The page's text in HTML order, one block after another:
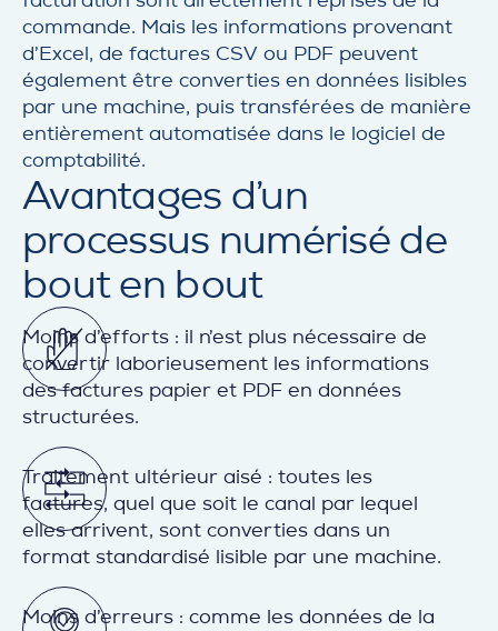
commande. Mais les informations provenant
d’Excel, de factures CSV ou PDF peuvent
également être converties en données lisibles
par une machine, puis transférées de manière
entièrement automatisée dans le logiciel de
comptabilité.
Avantages d’un
processus numérisé de
bout en bout
Moins d’efforts : il n’est plus nécessaire de
convertir laborieusement les informations
des factures papier et PDF en données
structurées.
Traitement ultérieur aisé : toutes les
factures, quel que soit le canal par lequel
elles arrivent, sont converties dans un
format standardisé lisible par une machine.
Moins d’erreurs : comme les données de la